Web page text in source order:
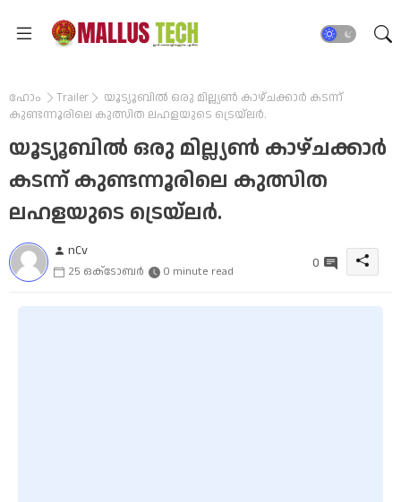
ഹോം Trailer
യൂട്യൂബിൽ ഒരു മില്ല്യൺ കാഴ്ചക്കാർ കടന്ന്
കുണ്ടന്നൂരിലെ കുത്സിത ലഹളയുടെ ട്രെയ്ലർ.
യൂട്യൂബിൽ ഒരു മില്ല്യൺ കാഴ്ചക്കാർ
കടന്ന് കുണ്ടന്നൂരിലെ കുത്സിത
ലഹളയുടെ ട്രെയ്ലർ.
nCv
25 ഒക്‌ടോബർ 0 minute read 0